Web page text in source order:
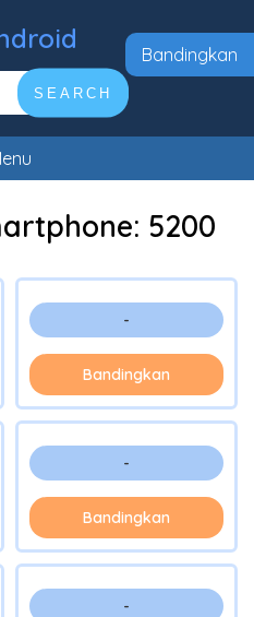
SEARCH
5200
-
Bandingkan
-
Bandingkan
-
Bandingkan